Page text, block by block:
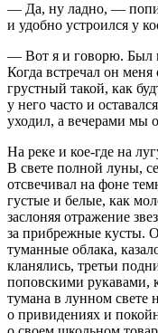
— Да, ну ладно, —
и удобно устроился у
— Вот я и говорю. Был
Когда встречал он
грустный такой, как
у него часто и
уходил, а вечерами мы
На реке и кое-где на
В свете полной луны,
отсвечивал на фоне
густые и белые, как
заслоняя отражение
за прибрежные кусты.
туманные облака,
кланялись, третьи
поповскими рукавами,
тумана в лунном свете
о привидениях и